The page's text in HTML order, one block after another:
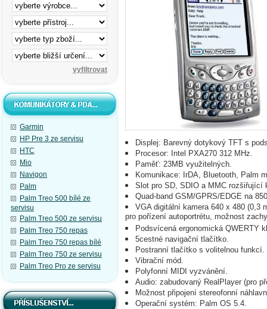
Garmin
HP Pre 3 ze servisu
HTC
Mio
Navigon
Palm
Palm Treo 500 bílé ze
servisu
Palm Treo 500 ze servisu
Palm Treo 750 repas
Palm Treo 750 repas bílé
Palm Treo 750 ze servisu
Palm Treo Pro ze servisu
Displej: Barevný dotykový TFT s
Procesor: Intel PXA270 312 MHz.
Paměť: 23MB využitelných.
Komunikace: IrDA, Bluetooth, Palm
Slot pro SD, SDIO a MMC rozšiřující
Quad-band GSM/GPRS/EDGE na
VGA digitální kamera 640 x 480 (0,3
pro pořízení autoportrétu, možnost
Podsvícená ergonomická QWERTY
5cestné navigační tlačítko.
Postranní tlačítko s volitelnou funkcí.
Vibrační mód.
Polyfonní MIDI vyzvánění.
Audio: zabudovaný RealPlayer (pro
Možnost připojení stereofonní
Operační systém: Palm OS 5.4.